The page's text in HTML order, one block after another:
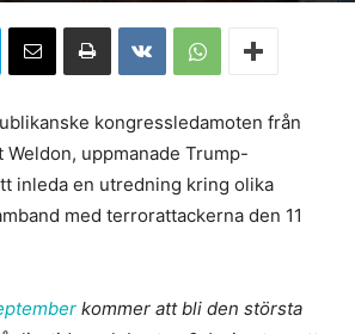
kongressledamoten från
Weldon, uppmanade Trump-
inleda en utredning kring olika
med terrorattackerna den 11
kommer att bli den största